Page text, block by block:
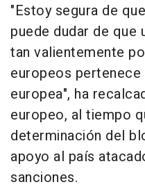
"Estoy segura de
puede dudar de que
tan valientemente
europeos
europea", ha
europeo, al tiempo
determinación del
apoyo al país
sanciones.